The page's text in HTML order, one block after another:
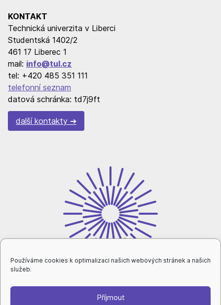
Používáme cookies k optimalizaci našich webových stránek a našich
služeb.
Příjmout
KONTAKT
Technická univerzita v Liberci
Studentská 1402/2
461 17 Liberec 1
mail: info@tul.cz
tel: +420 485 351 111
telefonní seznam
datová schránka: td7j9ft
další kontakty